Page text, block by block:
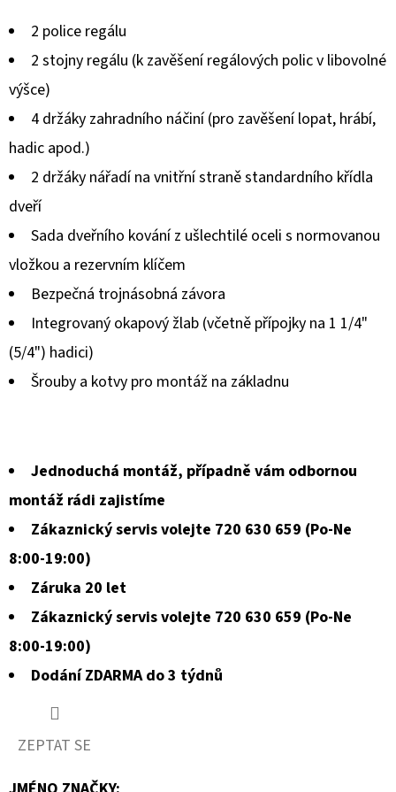
z
hvězdiček.
2 police regálu
2 stojny regálu (k zavěšení regálových polic v libovolné
výšce)
4 držáky zahradního náčiní (pro zavěšení lopat, hrábí,
hadic apod.)
2 držáky nářadí na vnitřní straně standardního křídla
dveří
Sada dveřního kování z ušlechtilé oceli s normovanou
vložkou a rezervním klíčem
Bezpečná trojnásobná závora
Integrovaný okapový žlab (včetně přípojky na 1 1/4"
(5/4") hadici)
Šrouby a kotvy pro montáž na základnu
Jednoduchá montáž, případně vám odbornou
montáž rádi zajistíme
Zákaznický servis volejte 720 630 659 (Po-Ne
8:00-19:00)
Záruka 20 let
Zákaznický servis volejte 720 630 659 (Po-Ne
8:00-19:00)
Dodání ZDARMA do 3 týdnů
ZEPTAT SE